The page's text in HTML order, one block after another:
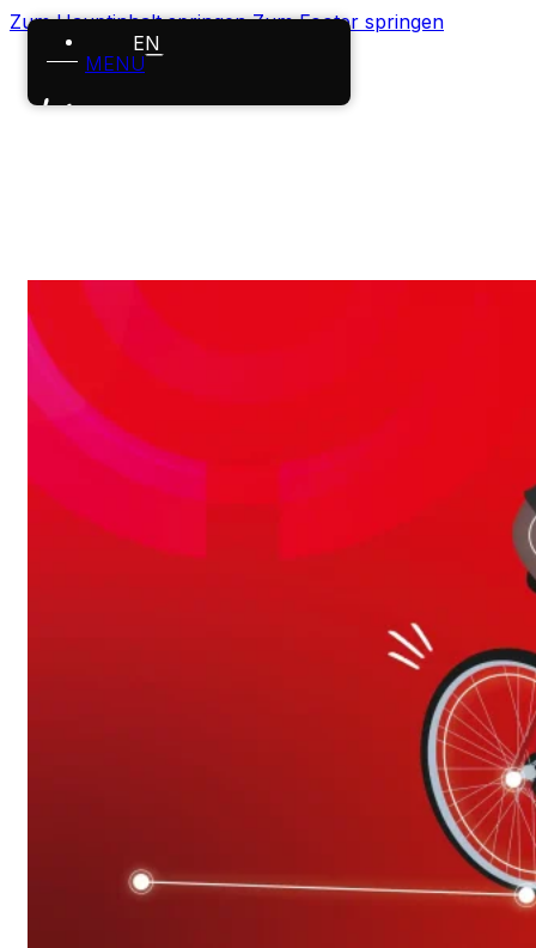
Zum Hauptinhalt springen Zum Footer springen
MENÜ
EN
Über uns
Karriere
News
Kontakt
Fachartikel in „DIE NEWS“:
KI als Heilsbringer in der Kommunikation?